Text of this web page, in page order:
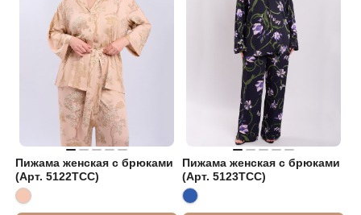
Пижама женская с брюками
(Арт. 5122TCC)
Пижама женская с брюками
(Арт. 5123TCC)